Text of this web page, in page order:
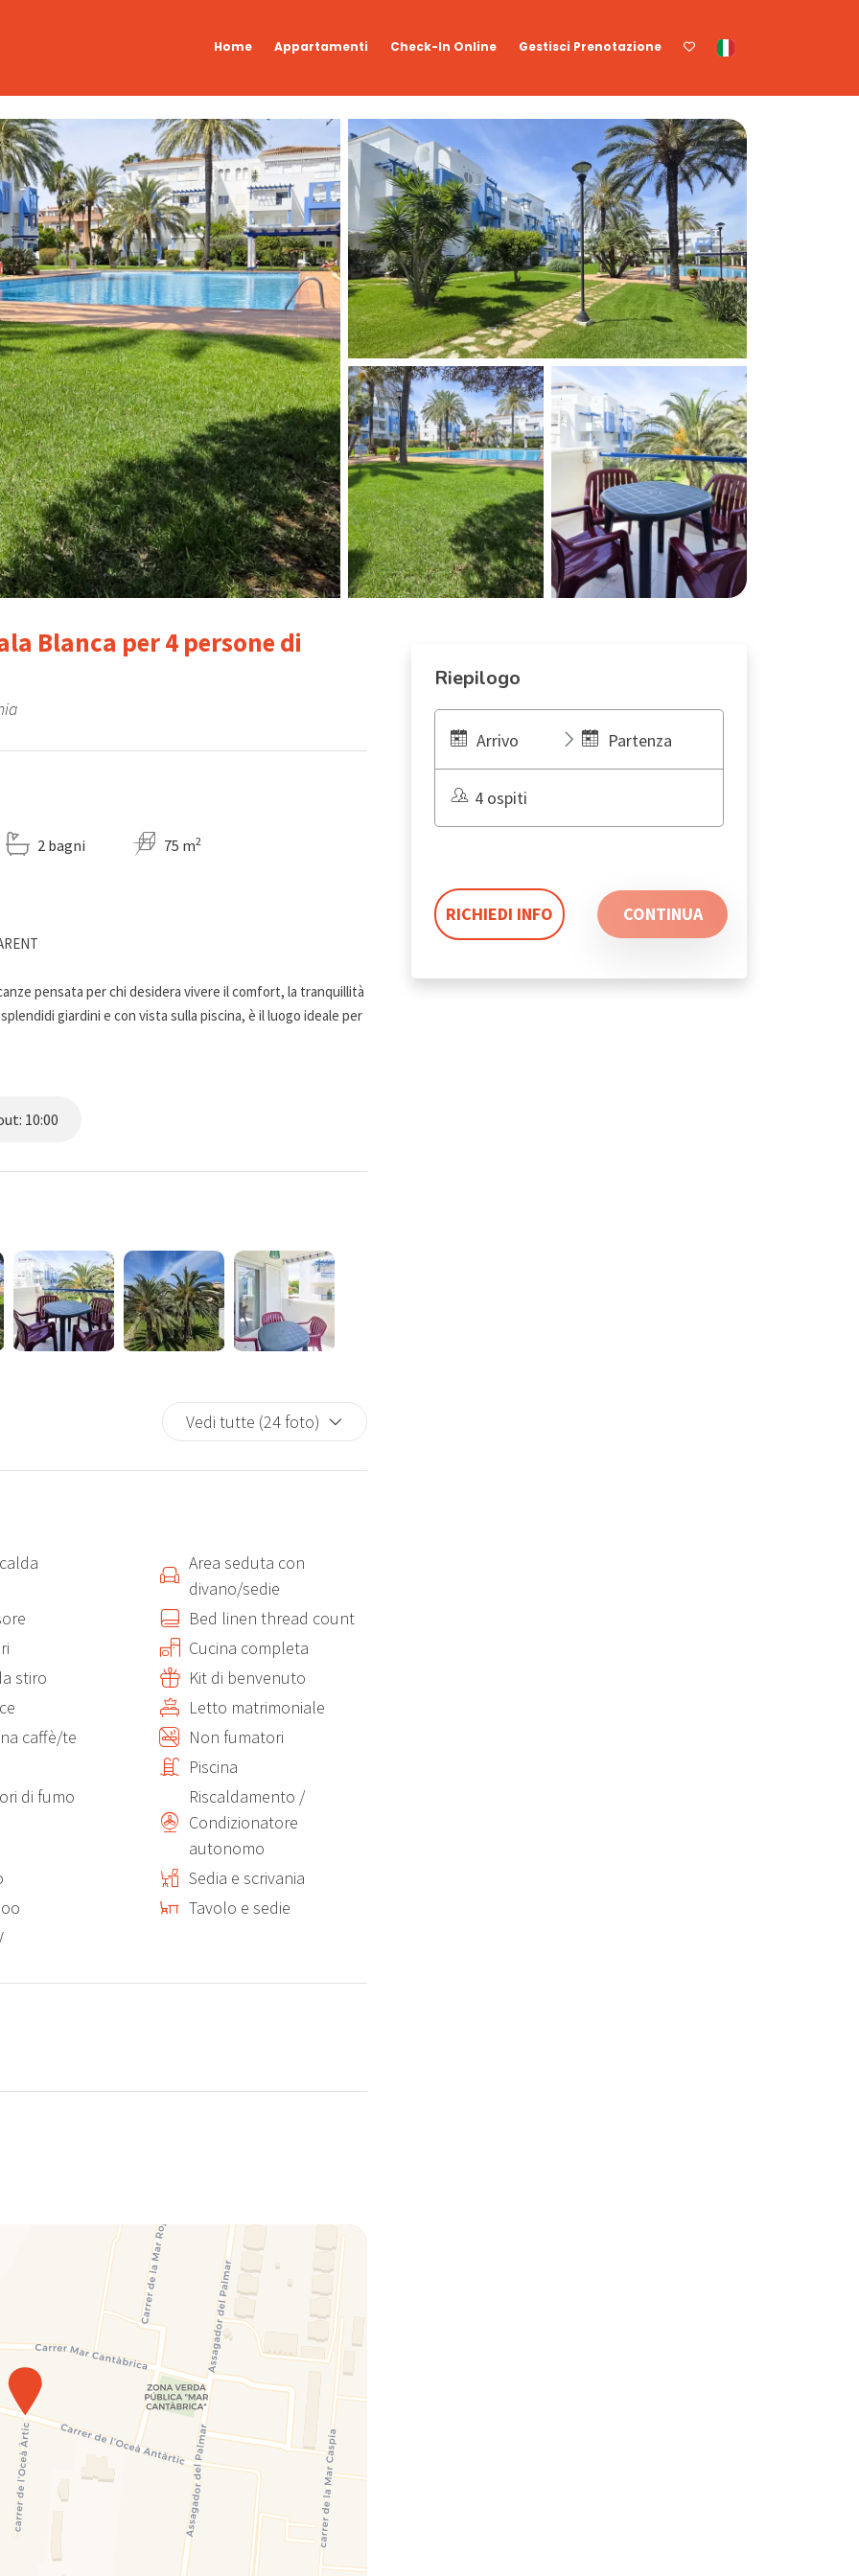
Home Appartamenti Check-In Online Gestisci Prenotazione
Blanca per 4 persone di
2 bagni 75 m2
pensata per chi desidera vivere il comfort, la tranquillità
giardini e con vista sulla piscina, è il luogo ideale per
terrazza
che può essere utilizzato come letto matrimoniale da 160 x
estive.
per un soggiorno senza pensieri:
TV per i momenti di relax.
è dotato di aria condizionata indipendente
termico e acustico
dalla brezza marina e godetevi il relax della Costa Blanca.
e rinnovata spiaggia di Els Molins, una delle più belle spiagge
10:00
Vedi tutte (24 foto)
Area seduta con
divano/sedie
Bed linen thread count
Cucina completa
stiro
Kit di benvenuto
Letto matrimoniale
caffè/te
Non fumatori
Piscina
di fumo
Riscaldamento /
Condizionatore
autonomo
Sedia e scrivania
Tavolo e sedie
Riepilogo
Arrivo Partenza
4 ospiti
RICHIEDI INFO CONTINUA